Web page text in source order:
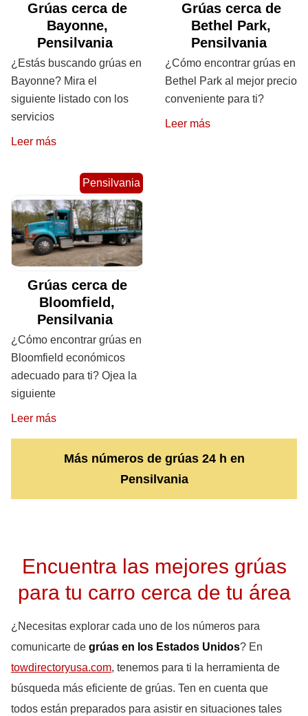
Grúas cerca de
Bayonne,
Pensilvania
¿Estás buscando grúas en
Bayonne? Mira el
siguiente listado con los
servicios
Leer más
Grúas cerca de
Bethel Park,
Pensilvania
¿Cómo encontrar grúas en
Bethel Park al mejor precio
conveniente para ti?
Leer más
Pensilvania
Grúas cerca de
Bloomfield,
Pensilvania
¿Cómo encontrar grúas en
Bloomfield económicos
adecuado para ti? Ojea la
siguiente
Leer más
Más números de grúas 24 h en
Pensilvania
Encuentra las mejores grúas
para tu carro cerca de tu área
¿Necesitas explorar cada uno de los números para
comunicarte de grúas en los Estados Unidos? En
towdirectoryusa.com, tenemos para ti la herramienta de
búsqueda más eficiente de grúas. Ten en cuenta que
todos están preparados para asistir en situaciones tales